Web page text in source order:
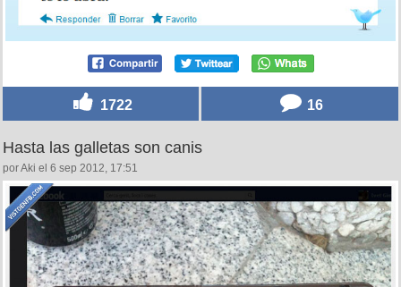
1722 16
Hasta las galletas son canis
por Aki el 6 sep 2012, 17:51